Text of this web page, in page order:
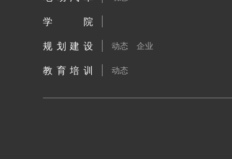
学院
规划建设 动态 企业
教育培训 动态